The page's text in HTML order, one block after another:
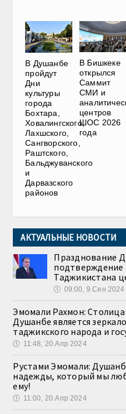
В Душанбе
пройдут
Дни
культуры
города
Бохтара,
Ховалингского,
Лахшского,
Сангворского,
Раштского,
Бальджуванского
и
Дарвазского
районов
В Бишкеке
открылся
Саммит
СМИ и
центров
ШОС 2026
года
АКТУАЛЬНЫЕ НОВОСТИ
Празднование
подтверждение
Таджикистана
🕔 09:00, 9.Сен 2024
Эмомали Рахмон:
Душанбе является
таджикского народа и
🕔 11:48, 20.Апр 2024
Рустами Эмомали:
надежды, который мы
ему!
🕔 11:00, 20.Апр 2024